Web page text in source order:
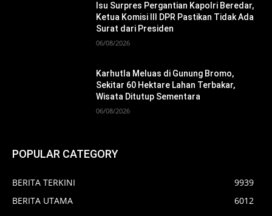
Isu Surpres Pergantian Kapolri Beredar,
Ketua Komisi III DPR Pastikan Tidak Ada
Surat dari Presiden
06/08/2026
Karhutla Meluas di Gunung Bromo,
Sekitar 60 Hektare Lahan Terbakar,
Wisata Ditutup Sementara
06/08/2026
POPULAR CATEGORY
BERITA TERKINI
9939
BERITA UTAMA
6012